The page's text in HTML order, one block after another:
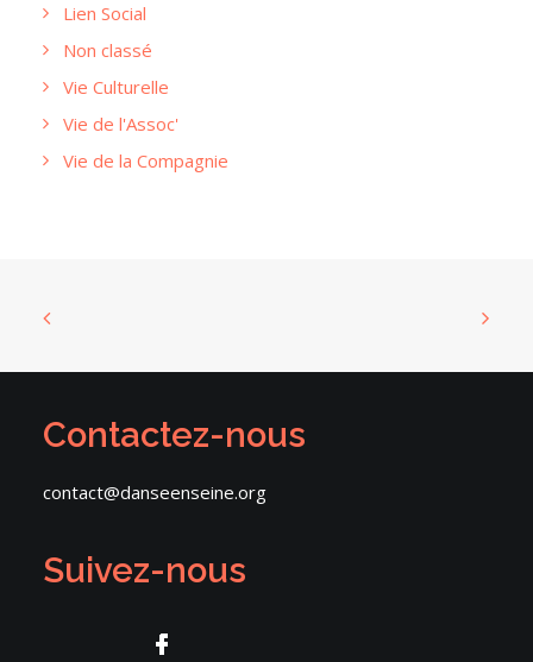
Lien Social
Non classé
Vie Culturelle
Vie de l'Assoc'
Vie de la Compagnie
Contactez-nous
contact@danseenseine.org
Suivez-nous